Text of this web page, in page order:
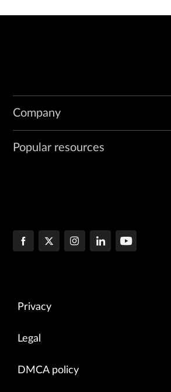
Company
Popular resources
Privacy
Legal
DMCA policy